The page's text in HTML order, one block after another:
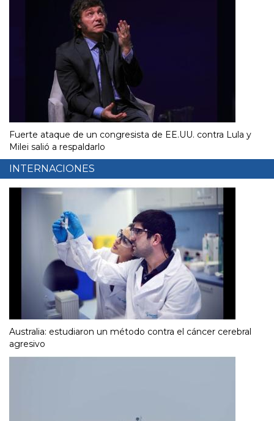
Fuerte ataque de un congresista de EE.UU. contra Lula y
Milei salió a respaldarlo
INTERNACIONES
Australia: estudiaron un método contra el cáncer cerebral
agresivo